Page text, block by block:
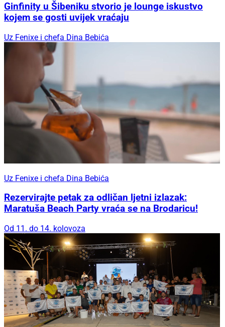
Ginfinity u Šibeniku stvorio je lounge iskustvo
kojem se gosti uvijek vraćaju
Uz Fenixe i chefa Dina Bebića
Uz Fenixe i chefa Dina Bebića
Rezervirajte petak za odličan ljetni izlazak:
Maratuša Beach Party vraća se na Brodaricu!
Od 11. do 14. kolovoza